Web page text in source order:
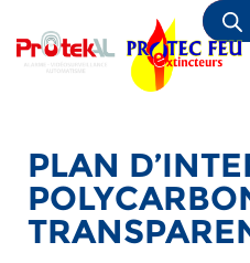
contenu
de
PLAN